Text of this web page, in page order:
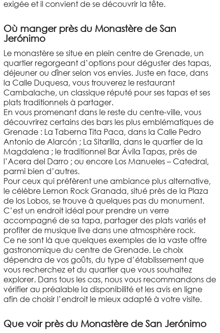
exigée et il convient de se découvrir la tête.
Où manger près du Monastère de San
Jerónimo
Le monastère se situe en plein centre de Grenade, un
quartier regorgeant d’options pour déguster des tapas,
déjeuner ou dîner selon vos envies. Juste en face, dans
la Calle Duquesa, vous trouverez le restaurant
Cambalache, un classique réputé pour ses tapas et ses
plats traditionnels à partager.
En vous promenant dans le reste du centre-ville, vous
découvrirez certains des bars les plus emblématiques de
Grenade : La Taberna Tita Paca, dans la Calle Pedro
Antonio de Alarcón ; La Sitarilla, dans le quartier de la
Magdalena ; le traditionnel Bar Ávila Tapas, près de
l’Acera del Darro ; ou encore Los Manueles – Catedral,
parmi bien d’autres.
Pour ceux qui préfèrent une ambiance plus alternative,
le célèbre Lemon Rock Granada, situé près de la Plaza
de los Lobos, se trouve à quelques pas du monument.
C’est un endroit idéal pour prendre un verre
accompagné de sa tapa, partager des plats variés et
profiter de musique live dans une atmosphère rock.
Ce ne sont là que quelques exemples de la vaste offre
gastronomique du centre de Grenade. Le choix
dépendra de vos goûts, du type d’établissement que
vous recherchez et du quartier que vous souhaitez
explorer. Dans tous les cas, nous vous recommandons de
vérifier au préalable la disponibilité et les avis en ligne
afin de choisir l’endroit le mieux adapté à votre visite.
Que voir près du Monastère de San Jerónimo